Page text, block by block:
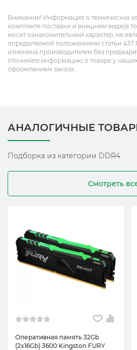
Внимание! Информация о технических
комплекте поставки и внешнем виде(в
носит ознакомительный характер, не
определяемой положениями статьи 437
изменена производителем без
Уточняйте информацию о товаре у
оформлением заказа.
АНАЛОГИЧНЫЕ
Подборка из категории DDR4
Смотреть
Оперативная память 32Gb
(2x16Gb) 3600 Kingston FURY